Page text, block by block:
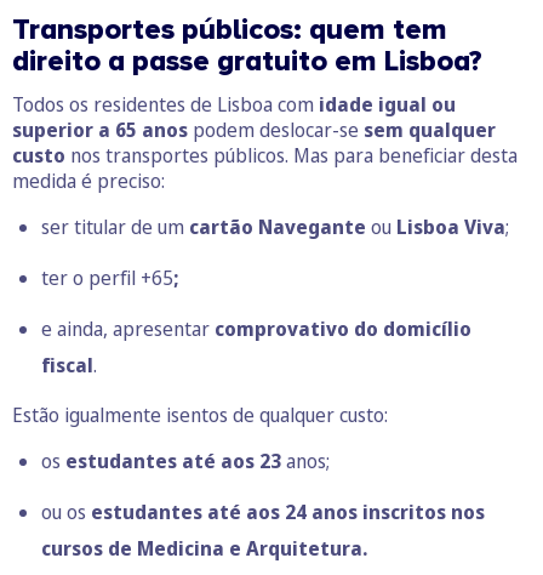
Transportes públicos: quem tem
direito a passe gratuito em Lisboa?
Todos os residentes de Lisboa com idade igual ou
superior a 65 anos podem deslocar-se sem qualquer
custo nos transportes públicos. Mas para beneficiar desta
medida é preciso:
ser titular de um cartão Navegante ou Lisboa Viva;
ter o perfil +65;
e ainda, apresentar comprovativo do domicílio
fiscal.
Estão igualmente isentos de qualquer custo:
os estudantes até aos 23anos;
ou os estudantes até aos 24 anos inscritos nos
cursos de Medicina e Arquitetura.